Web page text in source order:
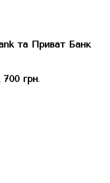
та Приват Банк
700 грн.